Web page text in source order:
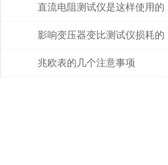
些？
直流电阻测试仪是这样使用的
吗？
影响变压器变比测试仪损耗的
主要因素是什么？
兆欧表的几个注意事项